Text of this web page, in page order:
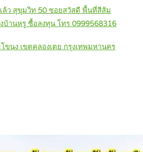
ว สุขุมวิท 50 ซอยสวัสดี พื้นที่สีส้ม
บ้านหรู ซื้อลงทุน โทร 0999568316
ขนง เขตคลองเตย กรุงเทพมหานคร